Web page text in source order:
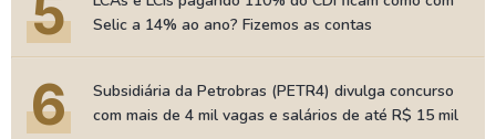
5
Selic a 14% ao ano? Fizemos as contas
6
Subsidiária da Petrobras (PETR4) divulga concurso
com mais de 4 mil vagas e salários de até R$ 15 mil